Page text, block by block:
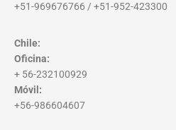
+51-969676766 / +51-952-423300
Chile:
Oficina:
+ 56-232100929
Móvil:
+56-986604607